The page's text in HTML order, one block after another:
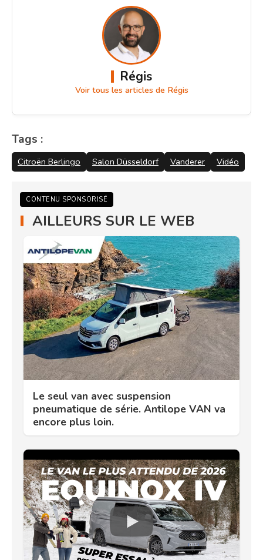
Régis
Voir tous les articles de Régis
Tags :
Citroën Berlingo Salon Düsseldorf Vanderer Vidéo
CONTENU SPONSORISÉ
AILLEURS SUR LE WEB
Le seul van avec suspension
pneumatique de série. Antilope VAN va
encore plus loin.